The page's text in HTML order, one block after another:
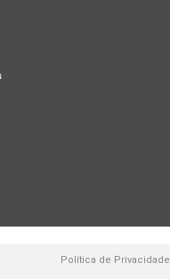
Política de Privacidade